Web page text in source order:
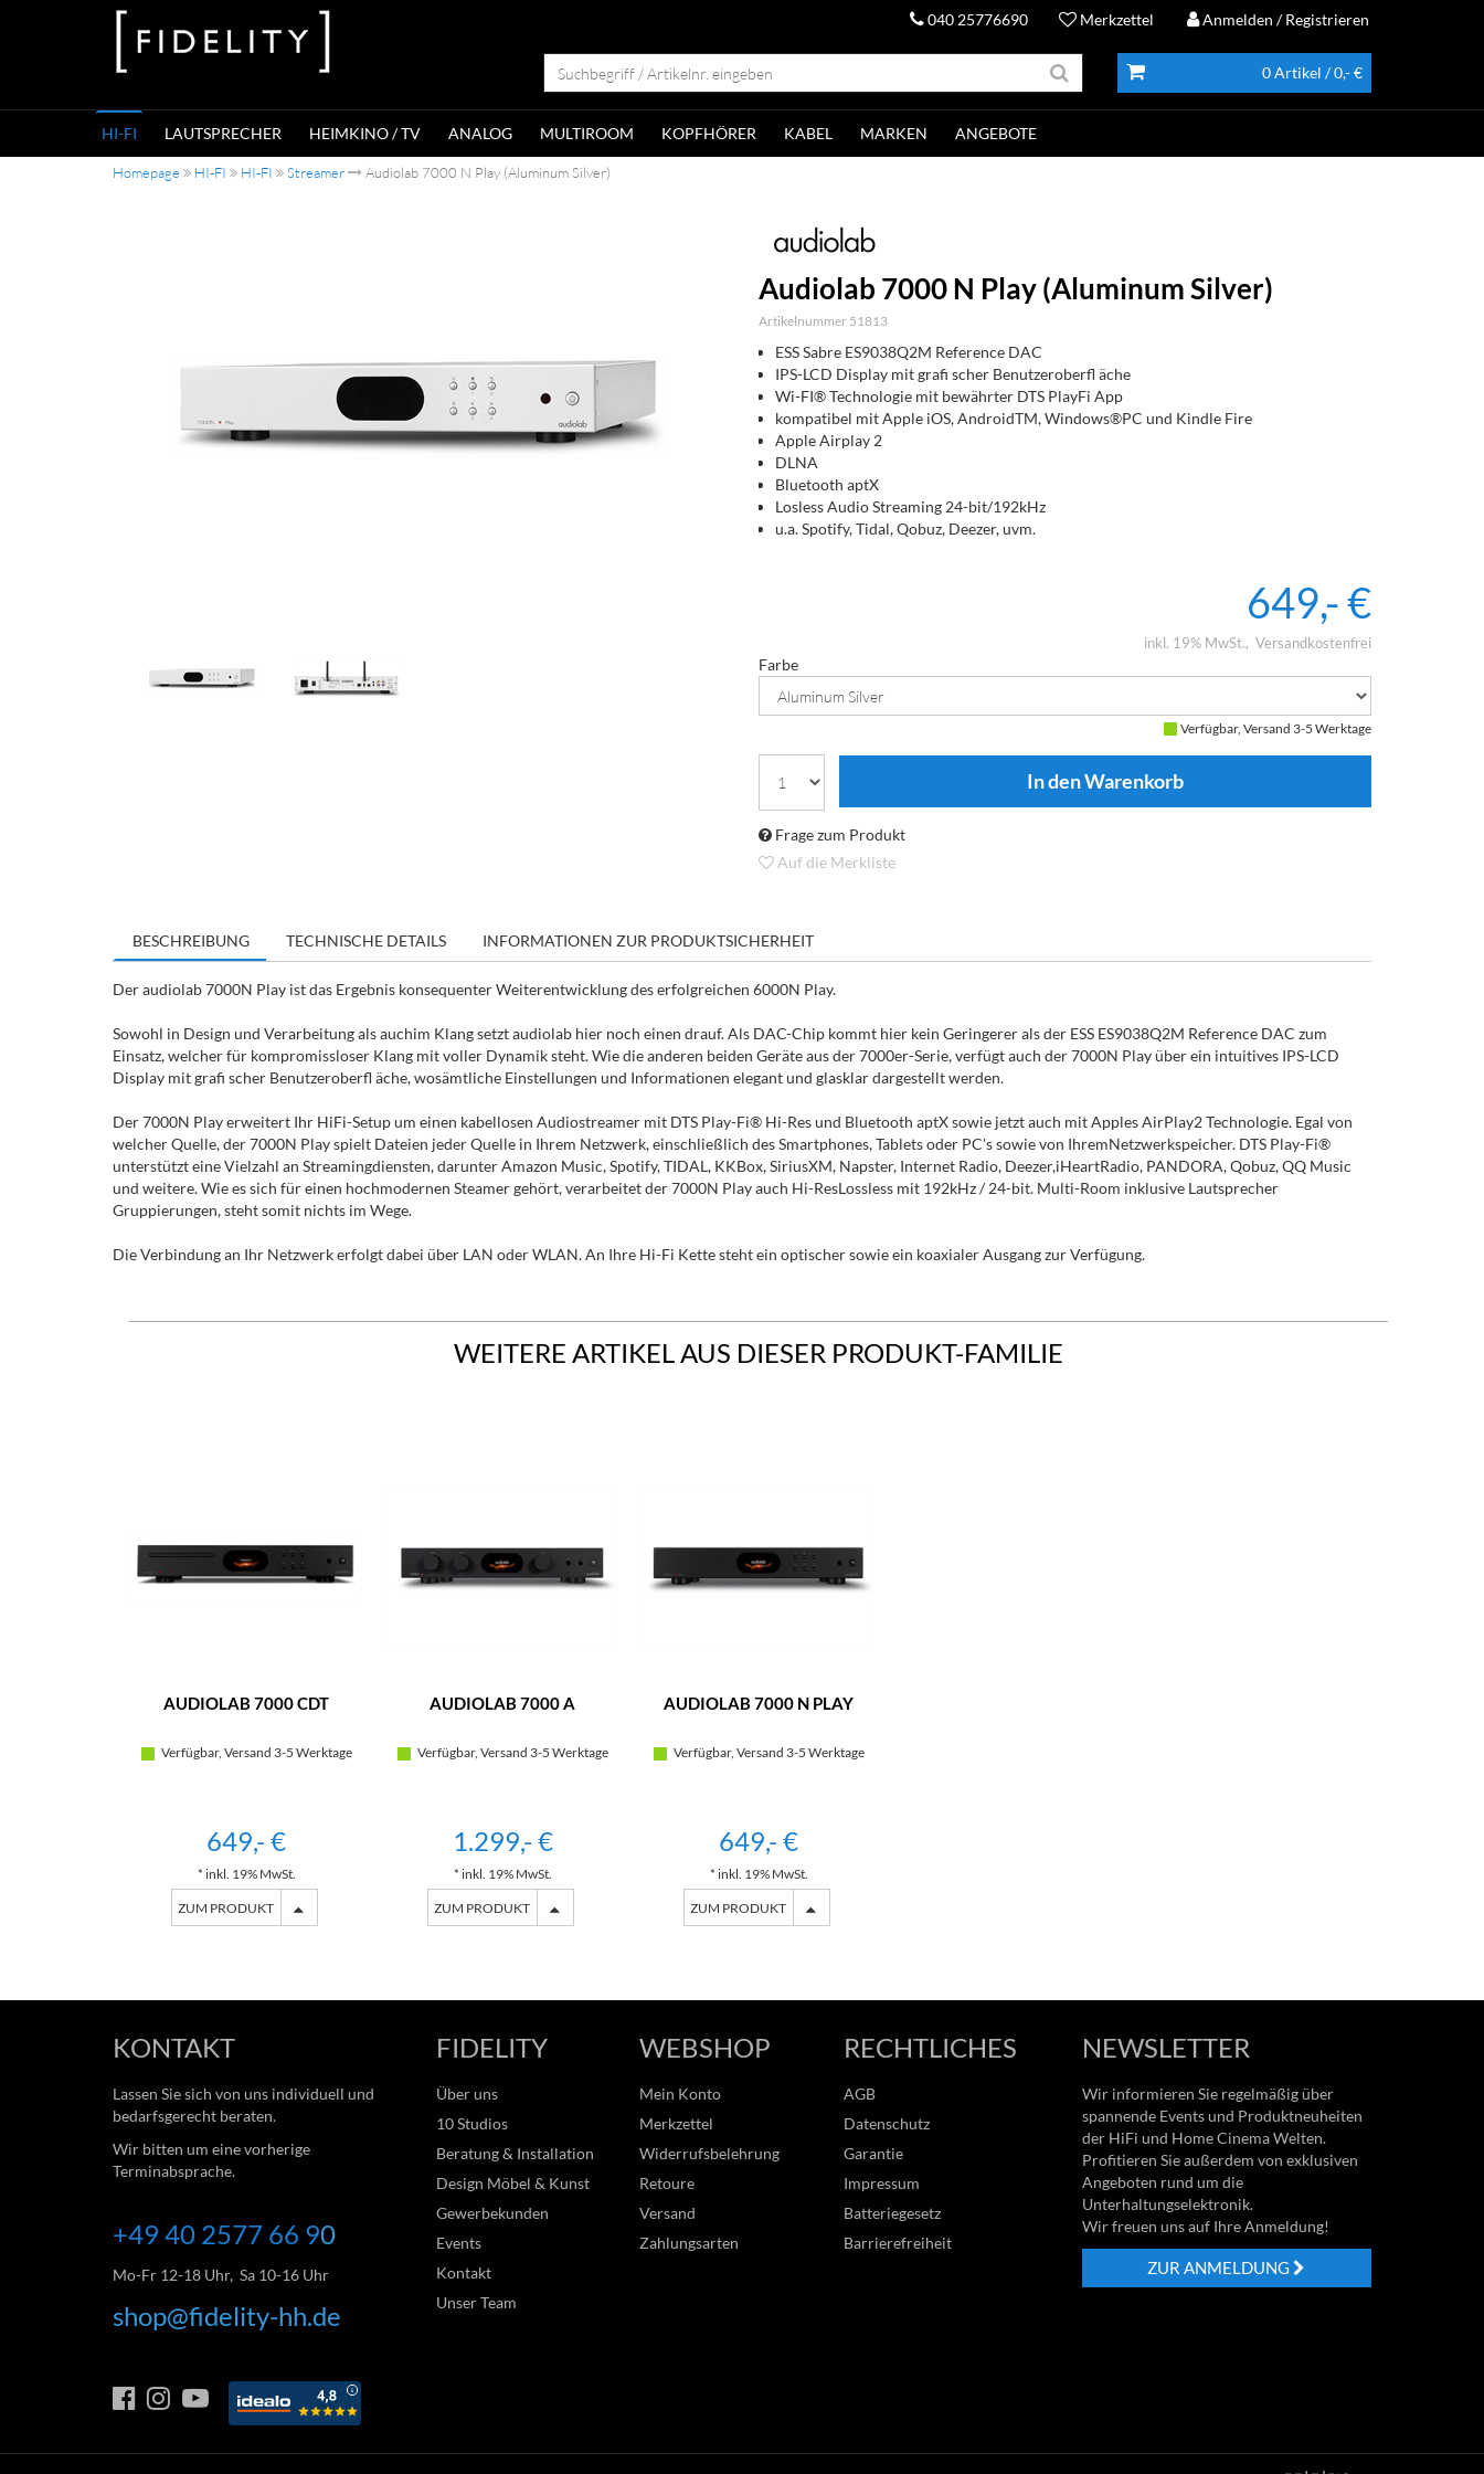
040 25776690 Merkzettel Anmelden / Registrieren
0 Artikel / 0,- €
HI-FI LAUTSPRECHER HEIMKINO / TV ANALOG MULTIROOM KOPFHÖRER KABEL MARKEN ANGEBOTE
Homepage HI-FI HI-FI Streamer Audiolab 7000 N Play (Aluminum Silver)
Audiolab 7000 N Play (Aluminum Silver)
Artikelnummer 51813
ESS Sabre ES9038Q2M Reference DAC
IPS-LCD Display mit grafi scher Benutzeroberfl äche
Wi-FI® Technologie mit bewährter DTS PlayFi App
kompatibel mit Apple iOS, AndroidTM, Windows®PC und Kindle Fire
Apple Airplay 2
DLNA
Bluetooth aptX
Losless Audio Streaming 24-bit/192kHz
u.a. Spotify, Tidal, Qobuz, Deezer, uvm.
649,- €
inkl. 19% MwSt. Versandkostenfrei
Farbe
Verfügbar, Versand 3-5 Werktage
Frage zum Produkt
Auf die Merkliste
BESCHREIBUNG TECHNISCHE DETAILS INFORMATIONEN ZUR PRODUKTSICHERHEIT
Der audiolab 7000N Play ist das Ergebnis konsequenter Weiterentwicklung des erfolgreichen 6000N Play.
Sowohl in Design und Verarbeitung als auchim Klang setzt audiolab hier noch einen drauf. Als DAC-Chip kommt hier kein Geringerer als der ESS ES9038Q2M Reference DAC zum
Einsatz, welcher für kompromissloser Klang mit voller Dynamik steht. Wie die anderen beiden Geräte aus der 7000er-Serie, verfügt auch der 7000N Play über ein intuitives IPS-LCD
Display mit grafi scher Benutzeroberfl äche, wosämtliche Einstellungen und Informationen elegant und glasklar dargestellt werden.
Der 7000N Play erweitert Ihr HiFi-Setup um einen kabellosen Audiostreamer mit DTS Play-Fi® Hi-Res und Bluetooth aptX sowie jetzt auch mit Apples AirPlay2 Technologie. Egal von
welcher Quelle, der 7000N Play spielt Dateien jeder Quelle in Ihrem Netzwerk, einschließlich des Smartphones, Tablets oder PC's sowie von IhremNetzwerkspeicher. DTS Play-Fi®
unterstützt eine Vielzahl an Streamingdiensten, darunter Amazon Music, Spotify, TIDAL, KKBox, SiriusXM, Napster, Internet Radio, Deezer,iHeartRadio, PANDORA, Qobuz, QQ Music
und weitere. Wie es sich für einen hochmodernen Steamer gehört, verarbeitet der 7000N Play auch Hi-ResLossless mit 192kHz / 24-bit. Multi-Room inklusive Lautsprecher
Gruppierungen, steht somit nichts im Wege.
Die Verbindung an Ihr Netzwerk erfolgt dabei über LAN oder WLAN. An Ihre Hi-Fi Kette steht ein optischer sowie ein koaxialer Ausgang zur Verfügung.
WEITERE ARTIKEL AUS DIESER PRODUKT-FAMILIE
AUDIOLAB 7000 CDT
Verfügbar, Versand 3-5 Werktage
649,- €
* inkl. 19% MwSt.
ZUM PRODUKT
AUDIOLAB 7000 A
Verfügbar, Versand 3-5 Werktage
1.299,- €
* inkl. 19% MwSt.
ZUM PRODUKT
AUDIOLAB 7000 N PLAY
Verfügbar, Versand 3-5 Werktage
649,- €
* inkl. 19% MwSt.
ZUM PRODUKT
KONTAKT
Lassen Sie sich von uns individuell und
bedarfsgerecht beraten.
Wir bitten um eine vorherige
Terminabsprache.
+49 40 2577 66 90
Mo-Fr 12-18 Uhr, Sa 10-16 Uhr
shop@fidelity-hh.de
FIDELITY
Über uns
10 Studios
Beratung & Installation
Design Möbel & Kunst
Gewerbekunden
Events
Kontakt
Unser Team
WEBSHOP
Mein Konto
Merkzettel
Widerrufsbelehrung
Retoure
Versand
Zahlungsarten
RECHTLICHES
AGB
Datenschutz
Garantie
Impressum
Batteriegesetz
Barrierefreiheit
NEWSLETTER
Wir informieren Sie regelmäßig über
spannende Events und Produktneuheiten
der HiFi und Home Cinema Welten.
Profitieren Sie außerdem von exklusiven
Angeboten rund um die
Unterhaltungselektronik.
Wir freuen uns auf Ihre Anmeldung!
ZUR ANMELDUNG